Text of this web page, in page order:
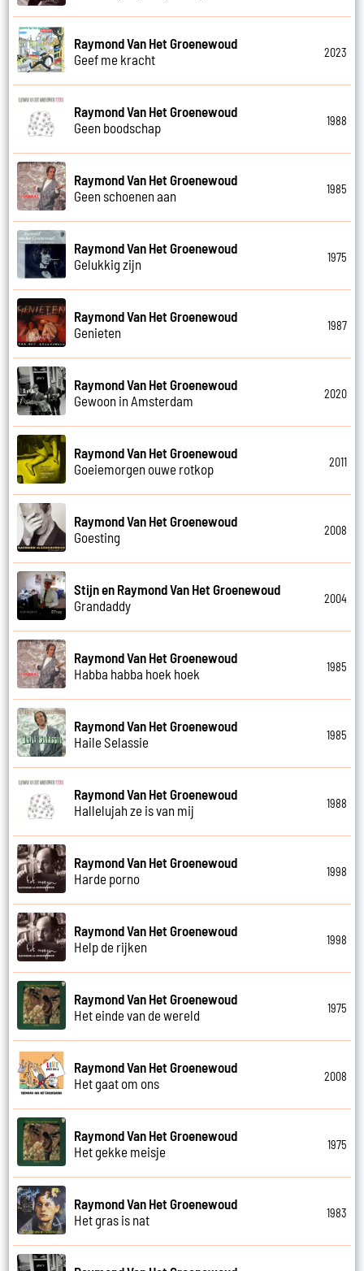
Raymond Van Het Groenewoud
Geef me kracht
2023
Raymond Van Het Groenewoud
Geen boodschap
1988
Raymond Van Het Groenewoud
Geen schoenen aan
1985
Raymond Van Het Groenewoud
Gelukkig zijn
1975
Raymond Van Het Groenewoud
Genieten
1987
Raymond Van Het Groenewoud
Gewoon in Amsterdam
2020
Raymond Van Het Groenewoud
Goeiemorgen ouwe rotkop
2011
Raymond Van Het Groenewoud
Goesting
2008
Stijn en Raymond Van Het Groenewoud
Grandaddy
2004
Raymond Van Het Groenewoud
Habba habba hoek hoek
1985
Raymond Van Het Groenewoud
Haile Selassie
1985
Raymond Van Het Groenewoud
Hallelujah ze is van mij
1988
Raymond Van Het Groenewoud
Harde porno
1998
Raymond Van Het Groenewoud
Help de rijken
1998
Raymond Van Het Groenewoud
Het einde van de wereld
1975
Raymond Van Het Groenewoud
Het gaat om ons
2008
Raymond Van Het Groenewoud
Het gekke meisje
1975
Raymond Van Het Groenewoud
Het gras is nat
1983